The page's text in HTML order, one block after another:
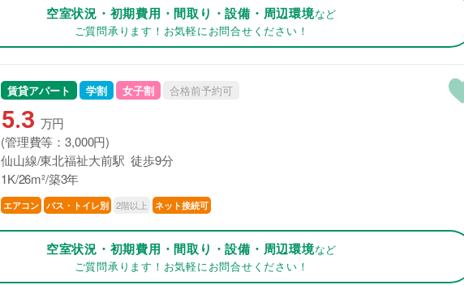
空室状況・初期費用・間取り・設備・周辺環境など
ご質問承ります！お気軽にお問合せください！
賃貸アパート 学割 女子割 合格前予約可
5.3 万円
(管理費等：3,000円)
仙山線/東北福祉大前駅 徒歩9分
1K/26m²/築3年
エアコン バス・トイレ別 2階以上 ネット接続可
空室状況・初期費用・間取り・設備・周辺環境など
ご質問承ります！お気軽にお問合せください！